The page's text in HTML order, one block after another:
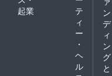
起業
テ
ィ
ー
・
ヘ
ル
ン
デ
ィ
ン
グ
と